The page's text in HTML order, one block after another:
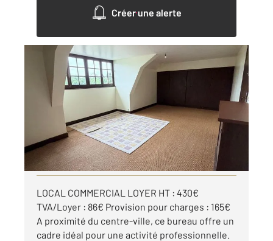
Créer une alerte
AUXERRE 89
25 m
, 1 pièce
Ref : 20342
Appartement Local à louer
681 €
par mois charges comprises
Visiter le site dédié
LOCAL COMMERCIAL LOYER HT : 430€
TVA/Loyer : 86€ Provision pour charges : 165€
A proximité du centre-ville, ce bureau offre un
cadre idéal pour une activité professionnelle.